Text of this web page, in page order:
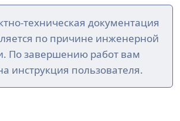
техническая документация
по причине инженерной
По завершению работ вам
инструкция пользователя.